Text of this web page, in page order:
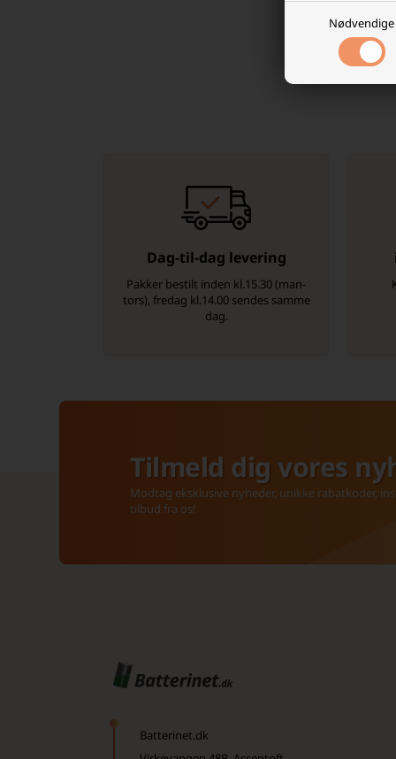
Nødvendige
Dag-til-dag levering
Pakker bestilt inden kl.15.30 (man-
tors), fredag kl.14.00 sendes samme
dag.
Tilmeld dig vores
Modtag eksklusive nyheder, unikke rabatkoder,
tilbud fra os!
Batterinet.dk